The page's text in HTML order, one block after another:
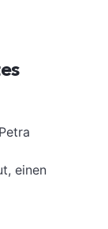
einen